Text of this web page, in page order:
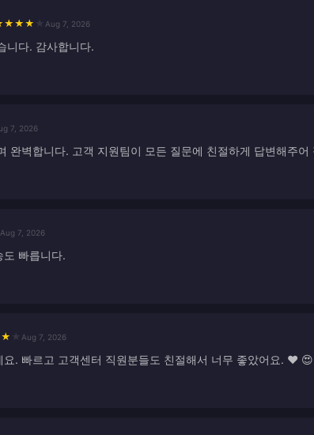
★ ★ ★ Aug 7, 2026
니다. 감사합니다.
7, 2026
완벽합니다. 고객 지원팀이 모든 질문에 친절하게 답변해주어
Aug 7, 2026
도 빠릅니다.
★ Aug 7, 2026
요. 빠르고 고객센터 직원분들도 친절해서 너무 좋았어요. ❤️